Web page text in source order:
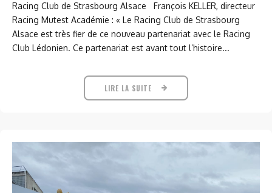
Racing Club de Strasbourg Alsace François KELLER, directeur
Racing Mutest Académie : « Le Racing Club de Strasbourg
Alsace est très fier de ce nouveau partenariat avec le Racing
Club Lédonien. Ce partenariat est avant tout l’histoire...
LIRE LA SUITE